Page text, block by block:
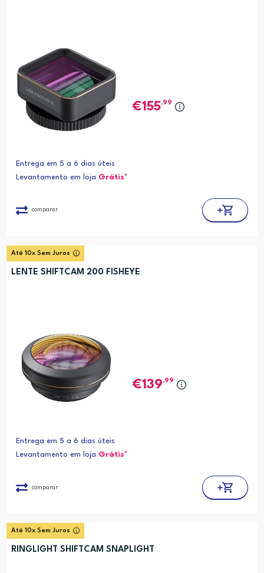
155,99
Entrega em 5 a 6 dias úteis
Levantamento em loja Grátis*
comparar
Até 10x Sem Juros
LENTE SHIFTCAM 200 FISHEYE
139,99
Entrega em 5 a 6 dias úteis
Levantamento em loja Grátis*
comparar
Até 10x Sem Juros
RINGLIGHT SHIFTCAM SNAPLIGHT